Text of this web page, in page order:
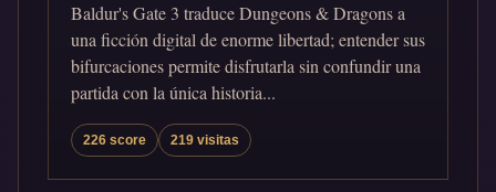
Baldur's Gate 3 traduce Dungeons & Dragons a
una ficción digital de enorme libertad; entender sus
bifurcaciones permite disfrutarla sin confundir una
partida con la única historia...
226 score 219 visitas